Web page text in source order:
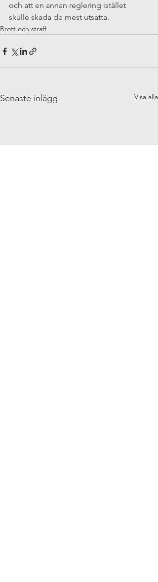
och att en annan reglering istället
skulle skada de mest utsatta.
Brott och straff
Senaste inlägg Visa alla